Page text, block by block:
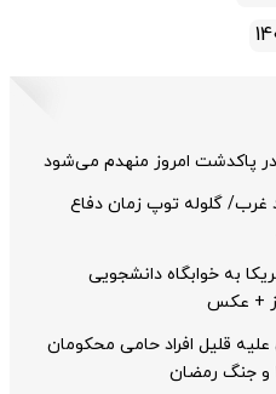
پاکدشت امروز منهدم می‌شود
غرب/ گلوله توپ زمان دفاع
به خوابگاه دانشجویی
+ عکس
علیه قلیل افراد حامی محکومان